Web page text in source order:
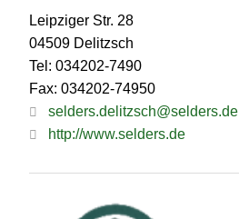
Leipziger Str. 28
04509 Delitzsch
Tel: 034202-7490
Fax: 034202-74950
selders.delitzsch@selders.de
http://www.selders.de